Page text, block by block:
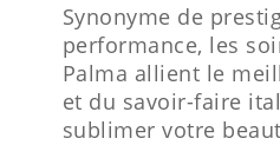
Synonyme de
performance, les
Palma allient le
et du savoir-faire
sublimer votre